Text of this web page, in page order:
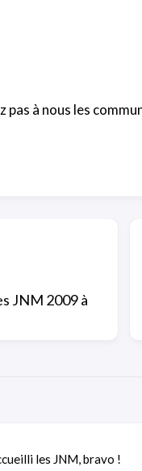
pas à nous les
JNM 2009 à
les JNM, bravo !